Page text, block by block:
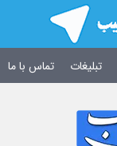
تبلیغات تماس با ما